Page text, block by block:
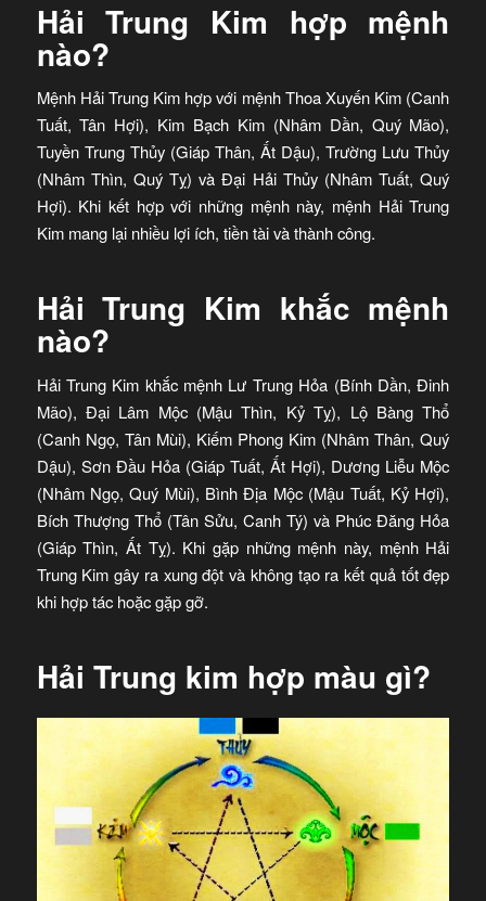
Hải Trung Kim hợp mệnh
nào?
Mệnh Hải Trung Kim hợp với mệnh Thoa Xuyến Kim (Canh
Tuất, Tân Hợi), Kim Bạch Kim (Nhâm Dần, Quý Mão),
Tuyền Trung Thủy (Giáp Thân, Ất Dậu), Trường Lưu Thủy
(Nhâm Thìn, Quý Tỵ) và Đại Hải Thủy (Nhâm Tuất, Quý
Hợi). Khi kết hợp với những mệnh này, mệnh Hải Trung
Kim mang lại nhiều lợi ích, tiền tài và thành công.
Hải Trung Kim khắc mệnh
nào?
Hải Trung Kim khắc mệnh Lư Trung Hỏa (Bính Dần, Đinh
Mão), Đại Lâm Mộc (Mậu Thìn, Kỷ Tỵ), Lộ Bàng Thổ
(Canh Ngọ, Tân Mùi), Kiếm Phong Kim (Nhâm Thân, Quý
Dậu), Sơn Đầu Hỏa (Giáp Tuất, Ất Hợi), Dương Liễu Mộc
(Nhâm Ngọ, Quý Mùi), Bình Địa Mộc (Mậu Tuất, Kỷ Hợi),
Bích Thượng Thổ (Tân Sửu, Canh Tý) và Phúc Đăng Hỏa
(Giáp Thìn, Ất Tỵ). Khi gặp những mệnh này, mệnh Hải
Trung Kim gây ra xung đột và không tạo ra kết quả tốt đẹp
khi hợp tác hoặc gặp gỡ.
Hải Trung kim hợp màu gì?